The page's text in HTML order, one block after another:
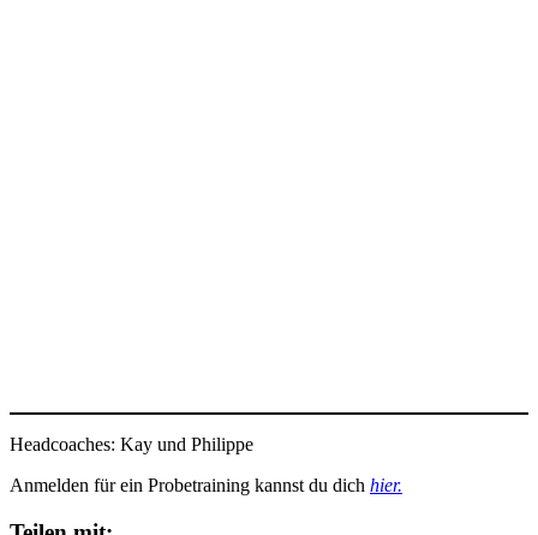
Headcoaches: Kay und Philippe
Anmelden für ein Probetraining kannst du dich hier.